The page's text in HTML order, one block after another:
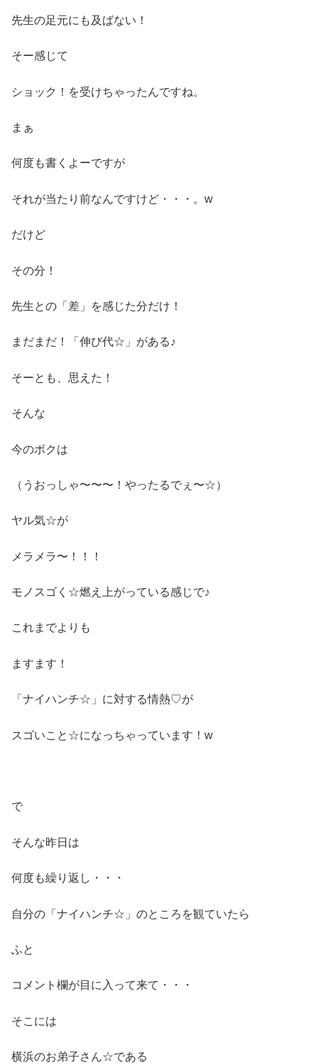
先生の足元にも及ばない！
そー感じて
ショック！を受けちゃったんですね。
まぁ
何度も書くよーですが
それが当たり前なんですけど・・・。w
だけど
その分！
先生との「差」を感じた分だけ！
まだまだ！「伸び代☆」がある♪
そーとも、思えた！
そんな
今のボクは
（うおっしゃ〜〜〜！やったるでぇ〜☆）
ヤル気☆が
メラメラ〜！！！
モノスゴく☆燃え上がっている感じで♪
これまでよりも
ますます！
「ナイハンチ☆」に対する情熱♡が
スゴいこと☆になっちゃっています！w
で
そんな昨日は
何度も繰り返し・・・
自分の「ナイハンチ☆」のところを観ていたら
ふと
コメント欄が目に入って来て・・・
そこには
横浜のお弟子さん☆である